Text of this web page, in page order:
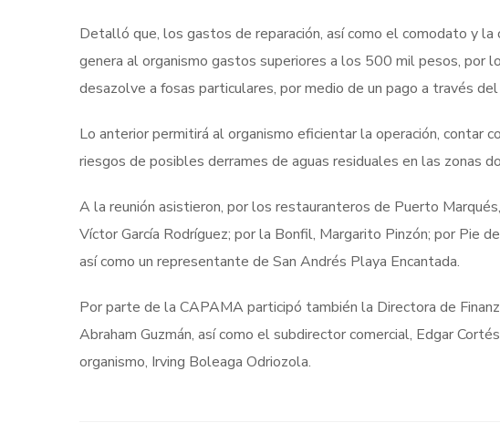
Detalló que, los gastos de reparación, así como el comodato y
genera al organismo gastos superiores a los 500 mil pesos, por
desazolve a fosas particulares, por medio de un pago a través del
Lo anterior permitirá al organismo eficientar la operación, contar
riesgos de posibles derrames de aguas residuales en las zonas
A la reunión asistieron, por los restauranteros de Puerto
Víctor García Rodríguez; por la Bonfil, Margarito Pinzón; por Pie
así como un representante de San Andrés Playa Encantada.
Por parte de la CAPAMA participó también la Directora de
Abraham Guzmán, así como el subdirector comercial, Edgar
organismo, Irving Boleaga Odriozola.